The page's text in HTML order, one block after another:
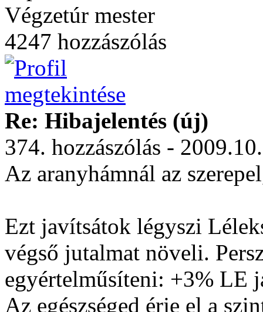
Végzetúr mester
4247 hozzászólás
Re: Hibajelentés (új)
374. hozzászólás -
Az aranyhámnál az
Ezt javítsátok légyszi
végső jutalmat növeli.
egyértelműsíteni: +3% LE
Az egészséged érje el a